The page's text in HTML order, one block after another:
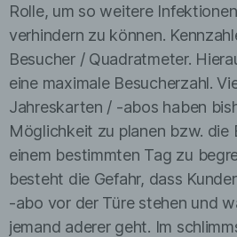
Rolle, um so weitere
verhindern zu können.
Besucher / Quadratmeter.
eine maximale Besucherzahl.
Jahreskarten / -abos haben
Möglichkeit zu planen bzw. die
einem bestimmten Tag zu
besteht die Gefahr, dass
-abo vor der Türe stehen und
jemand aderer geht. Im